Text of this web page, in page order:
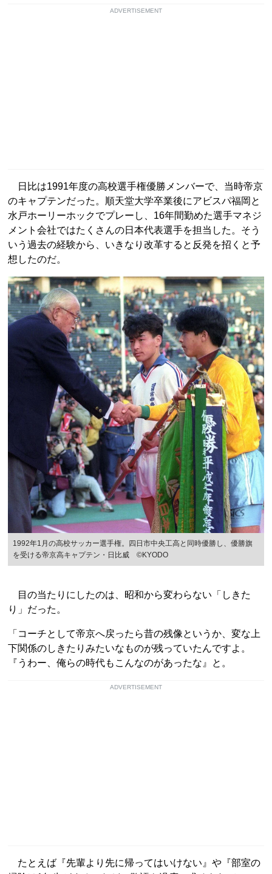
ADVERTISEMENT
日比は1991年度の高校選手権優勝メンバーで、当時帝京
のキャプテンだった。順天堂大学卒業後にアビスパ福岡と
水戸ホーリーホックでプレーし、16年間勤めた選手マネジ
メント会社ではたくさんの日本代表選手を担当した。そう
いう過去の経験から、いきなり改革すると反発を招くと予
想したのだ。
1992年1月の高校サッカー選手権。四日市中央工高と同時優勝し、優勝旗
を受ける帝京高キャプテン・日比威 ©KYODO
目の当たりにしたのは、昭和から変わらない「しきた
り」だった。
「コーチとして帝京へ戻ったら昔の残像というか、変な上
下関係のしきたりみたいなものが残っていたんですよ。
『うわー、俺らの時代もこんなのがあったな』と。
ADVERTISEMENT
たとえば『先輩より先に帰ってはいけない』や『部室の